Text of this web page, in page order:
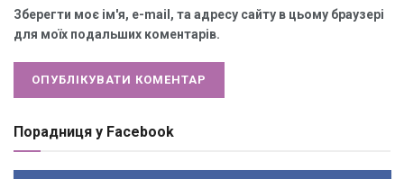
Зберегти моє ім'я, e-mail, та адресу сайту в цьому браузері
для моїх подальших коментарів.
Порадниця у Facebook